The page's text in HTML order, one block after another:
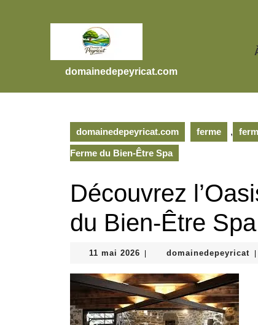
domainedepeyricat.com
domainedepeyricat.com ferme ,
Ferme du Bien-Être Spa
Découvrez
du Bien-Être Spa
11 mai 2026 11
2026
domainedepeyricat